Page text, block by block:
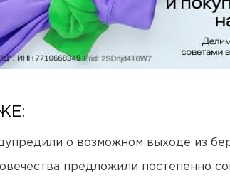
о возможном выходе из
предложили постепенно